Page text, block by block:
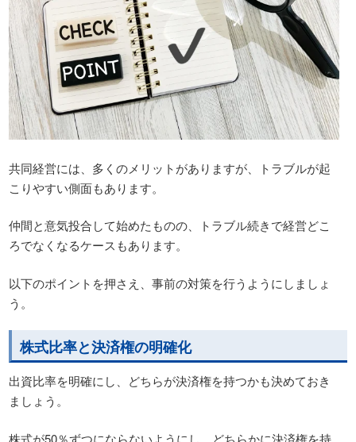
共同経営には、多くのメリットがありますが、トラブルが起
こりやすい側面もあります。
仲間と意気投合して始めたものの、トラブル続きで経営どこ
ろでなくなるケースもあります。
以下のポイントを押さえ、事前の対策を行うようにしましょ
う。
株式比率と決済権の明確化
出資比率を明確にし、どちらが決済権を持つかも決めておき
ましょう。
株式が50％ずつにならないようにし、どちらかに決済権を持